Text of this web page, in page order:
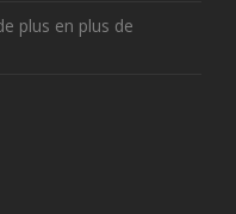
plus en plus de